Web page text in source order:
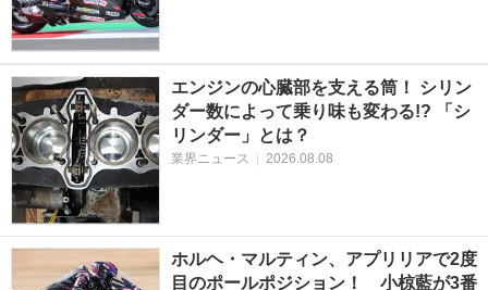
エンジンの心臓部を支える筒！ シリン
ダー数によって乗り味も変わる!? 「シ
リンダー」とは？
業界ニュース | 2026.08.08
ホルヘ・マルティン、アプリリアで2度
目のポールポジション！ 小椋藍が3番